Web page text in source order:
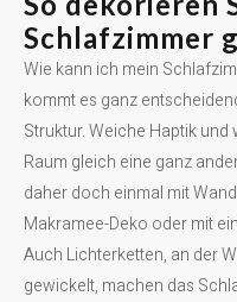
Schlafzimmer
Wie kann ich mein
kommt es ganz
Struktur. Weiche Haptik
Raum gleich eine ganz
daher doch einmal mit
Makramee-Deko oder mit
Auch Lichterketten, an der
gewickelt, machen das